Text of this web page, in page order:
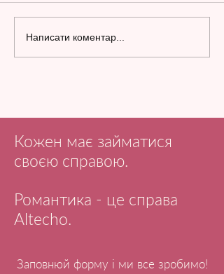
Написати коментар...
Кожен має займатися
своєю справою.
Романтика - це справа
Altecho.
Заповнюй форму і ми все зробимо!